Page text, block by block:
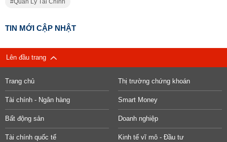
Quản Lý Tài Chính
TIN MỚI CẬP NHẬT
Lên đầu trang
Trang chủ Thị trường chứng khoán
Tài chính - Ngân hàng Smart Money
Bất động sản Doanh nghiệp
Tài chính quốc tế Kinh tế vĩ mô - Đầu tư